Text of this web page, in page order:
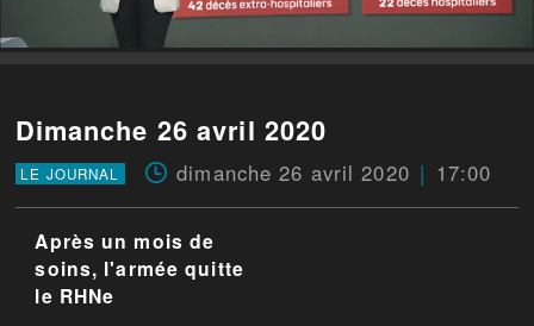
Dimanche 26 avril 2020
LE JOURNAL dimanche 26 avril 2020 17:00
Après un mois de
soins, l'armée quitte
le RHNe